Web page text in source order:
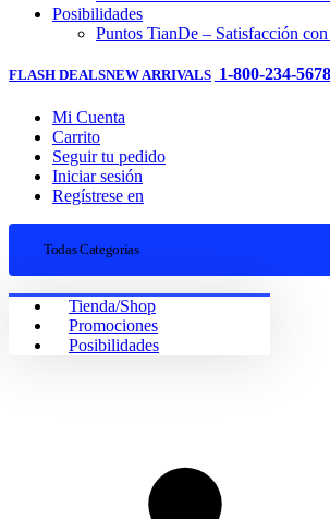
Posibilidades
Puntos TianDe – Satisfacción
FLASH DEALSNEW ARRIVALS 1-800-234-5678
Mi Cuenta
Carrito
Seguir tu pedido
Iniciar sesión
Regístrese en
Todas Categorias
Tienda/Shop
Promociones
Posibilidades